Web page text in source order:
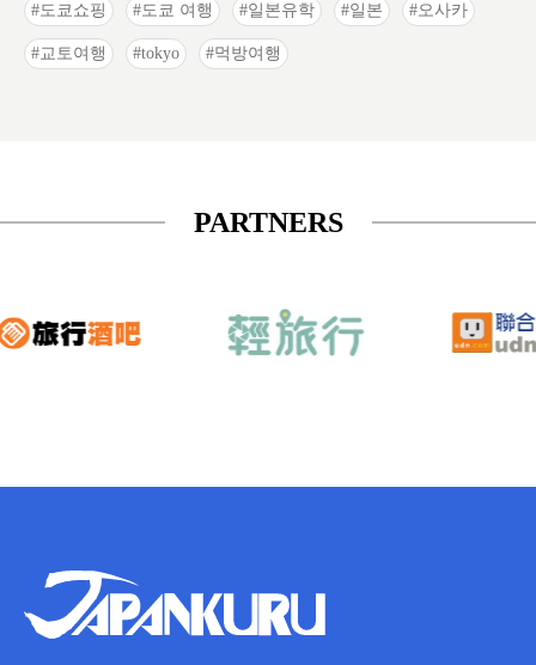
도쿄쇼핑 도쿄 여행 일본유학 일본 오사카
교토여행 tokyo 먹방여행
PARTNERS